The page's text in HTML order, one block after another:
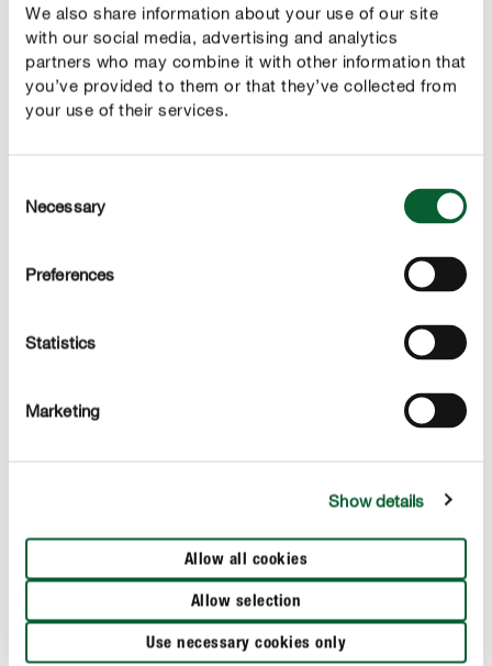
We also share information about your use of our site
with our social media, advertising and analytics
partners who may combine it with other information that
you’ve provided to them or that they’ve collected from
your use of their services.
Selection
Necessary
Preferences
Statistics
Marketing
Show details
Allow all cookies
Allow selection
Use necessary cookies only
As plantas maiores podem ser propagadas por meio
da divisão aquando da muda na primavera. Separe
para esse efeito 3 ou mais folhas e plante-as noutro
vaso com substrato novo para flores. Atenção: não
CORRECT CARE
Rega:
moderadamente húmido. A planta precisa de menos
com o dedo se a terra está seca, antes de cada rega.
O lírio-da-paz gosta ainda de muita humidade do ar.
Consegue criar as melhores condições de crescimento,
ao borrifar a planta regularmente com água macia.